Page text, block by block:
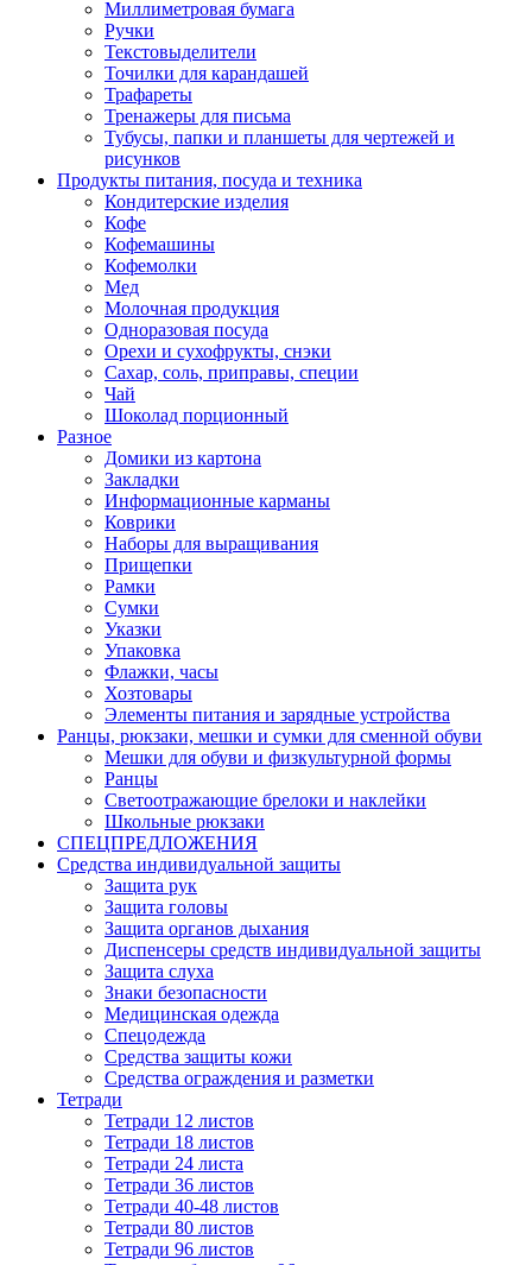
Миллиметровая бумага
Ручки
Текстовыделители
Точилки для карандашей
Трафареты
Тренажеры для письма
Тубусы, папки и планшеты для чертежей и
рисунков
Продукты питания, посуда и техника
Кондитерские изделия
Кофе
Кофемашины
Кофемолки
Мед
Молочная продукция
Одноразовая посуда
Орехи и сухофрукты, снэки
Сахар, соль, приправы, специи
Чай
Шоколад порционный
Разное
Домики из картона
Закладки
Информационные карманы
Коврики
Наборы для выращивания
Прищепки
Рамки
Сумки
Указки
Упаковка
Флажки, часы
Хозтовары
Элементы питания и зарядные устройства
Ранцы, рюкзаки, мешки и сумки для сменной обуви
Мешки для обуви и физкультурной формы
Ранцы
Светоотражающие брелоки и наклейки
Школьные рюкзаки
СПЕЦПРЕДЛОЖЕНИЯ
Средства индивидуальной защиты
Защита рук
Защита головы
Защита органов дыхания
Диспенсеры средств индивидуальной защиты
Защита слуха
Знаки безопасности
Медицинская одежда
Спецодежда
Средства защиты кожи
Средства ограждения и разметки
Тетради
Тетради 12 листов
Тетради 18 листов
Тетради 24 листа
Тетради 36 листов
Тетради 40-48 листов
Тетради 80 листов
Тетради 96 листов